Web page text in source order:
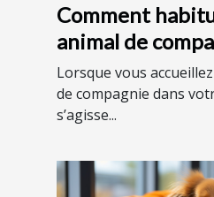
Comment
animal de
environnement
Lorsque vous
de compagnie dans
s’agisse...